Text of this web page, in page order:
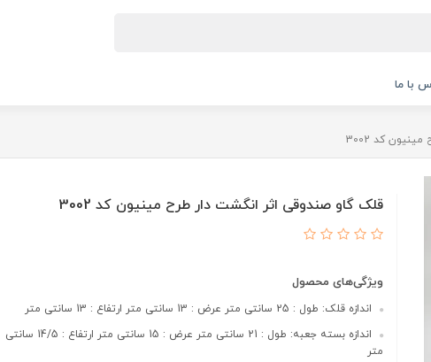
با ما
کد 3002
قلک گاو صندوقی اثر انگشت دار طرح مینیون کد 3002
ویژگی‌های محصول
اندازه قلک: طول : 25 سانتی متر عرض : 13 سانتی متر ارتفاع : 13 سانتی متر
اندازه بسته جعبه: طول : 21 سانتی متر عرض : 15 سانتی متر ارتفاع : 14/5 سانتی
متر